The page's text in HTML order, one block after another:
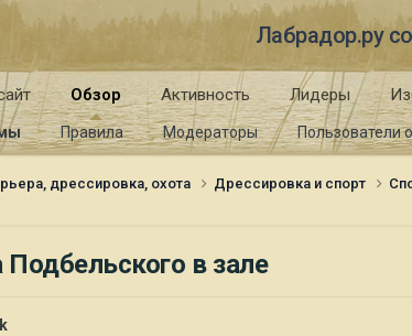
Лабрадор.ру
Обзор
Правила Модераторы Пользователи
Активность Лидеры
дрессировка, охота Дрессировка и спорт
в зале